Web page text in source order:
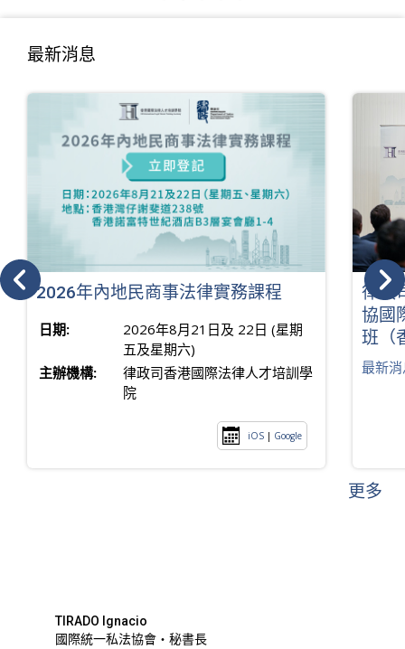
最新消息
2026年內地民商事法律實務課程
日期:
2026年8月21日及 22日 (星期
五及星期六)
主辦機構:
律政司香港國際法律人才培訓學
院
iOS | Google
律政
協國
班（
最新
更多
TIRADO Ignacio
國際統一私法協會・秘書長